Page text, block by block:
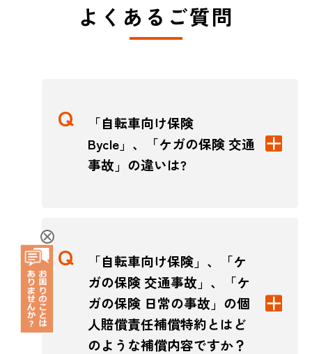
よくあるご質問
「自転車向け保険
Bycle」、「ケガの保険 交通
事故」の違いは?
「自転車向け保険」、「ケ
ガの保険 交通事故」、「ケ
ガの保険 日常の事故」の個
人賠償責任補償特約とはど
のような補償内容ですか？